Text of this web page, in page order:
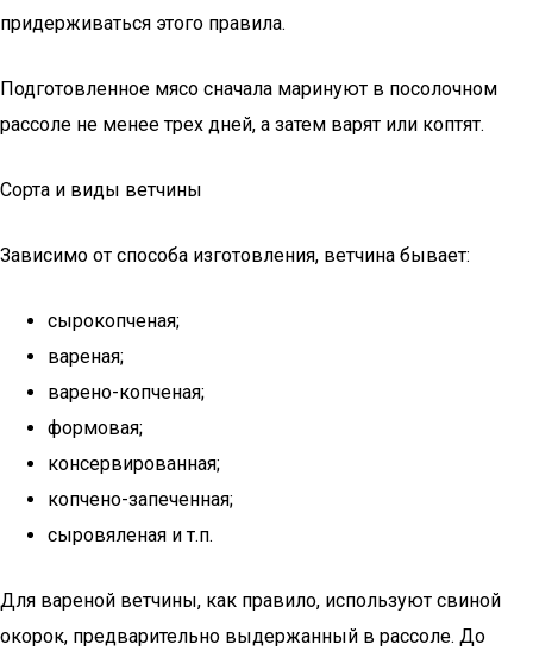
придерживаться этого правила.
Подготовленное мясо сначала маринуют в посолочном
рассоле не менее трех дней, а затем варят или коптят.
Сорта и виды ветчины
Зависимо от способа изготовления, ветчина бывает:
сырокопченая;
вареная;
варено-копченая;
формовая;
консервированная;
копчено-запеченная;
сыровяленая и т.п.
Для вареной ветчины, как правило, используют свиной
окорок, предварительно выдержанный в рассоле. До